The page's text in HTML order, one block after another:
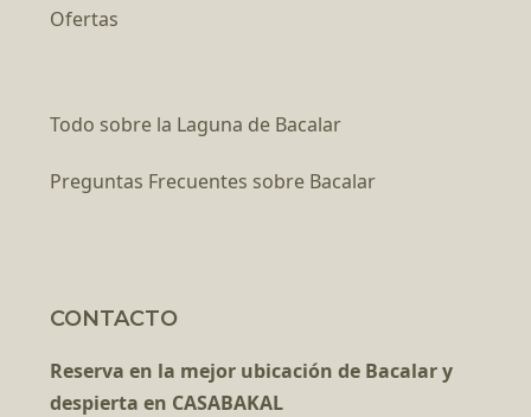
Ofertas
Todo sobre la Laguna de Bacalar
Preguntas Frecuentes sobre Bacalar
CONTACTO
Reserva en la mejor ubicación de Bacalar y
despierta en CASABAKAL